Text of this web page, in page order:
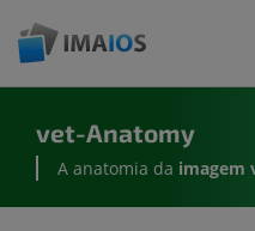
vet-Anatomy
A anatomia da imagem